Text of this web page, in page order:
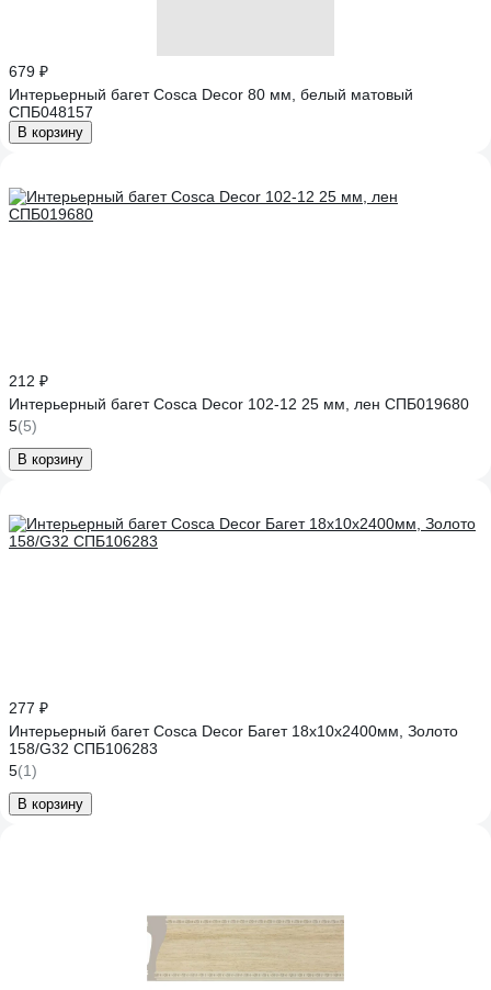
679 ₽
Интерьерный багет Cosca Decor 80 мм, белый матовый
СПБ048157
В корзину
212 ₽
Интерьерный багет Cosca Decor 102-12 25 мм, лен СПБ019680
5(5)
В корзину
277 ₽
Интерьерный багет Cosca Decor Багет 18x10x2400мм, Золото
158/G32 СПБ106283
5(1)
В корзину